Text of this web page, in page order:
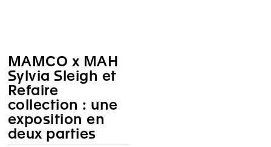
MAMCO x MAH
Sylvia Sleigh et
Refaire
collection : une
exposition en
deux parties